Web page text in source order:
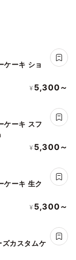
ケーキ ショ
¥ 5,300～
ケーキ スフ
¥ 5,300～
ケーキ 生ク
¥ 5,300～
ズカスタムケ